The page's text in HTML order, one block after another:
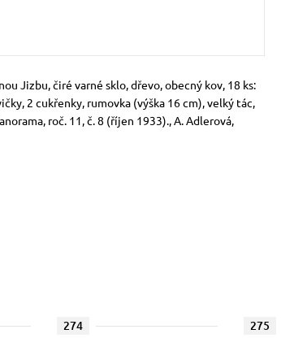
Jizbu, čiré varné sklo, dřevo, obecný kov, 18 ks:
2 cukřenky, rumovka (výška 16 cm), velký tác,
roč. 11, č. 8 (říjen 1933)., A. Adlerová,
274 275